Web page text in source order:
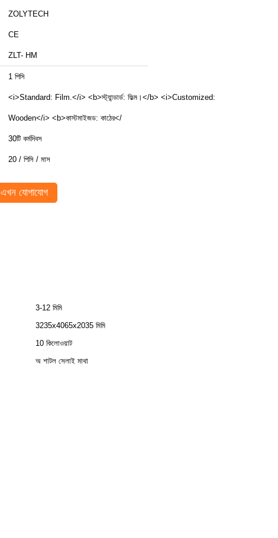
ZOLYTECH
CE
ZLT- HM
1 পিসি
<i>Standard: Film.</i> <b>স্ট্যান্ডার্ড: ফিল্ম।</b> <i>Customized:
Wooden</i> <b>কাস্টমাইজড: কাঠের</
30টি কর্মদিবস
20 / পিসি / মাস
এখন যোগাযোগ
3-12 মিমি
3235x4065x2035 মিমি
10 কিলোওয়াট
অ শাটল সেলাই মাথা